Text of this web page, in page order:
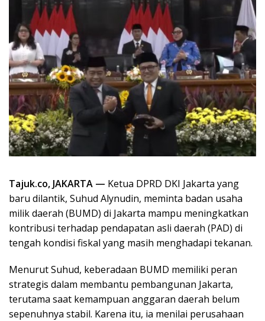
Tajuk.co, JAKARTA — Ketua DPRD DKI Jakarta yang
baru dilantik, Suhud Alynudin, meminta badan usaha
milik daerah (BUMD) di Jakarta mampu meningkatkan
kontribusi terhadap pendapatan asli daerah (PAD) di
tengah kondisi fiskal yang masih menghadapi tekanan.
Menurut Suhud, keberadaan BUMD memiliki peran
strategis dalam membantu pembangunan Jakarta,
terutama saat kemampuan anggaran daerah belum
sepenuhnya stabil. Karena itu, ia menilai perusahaan